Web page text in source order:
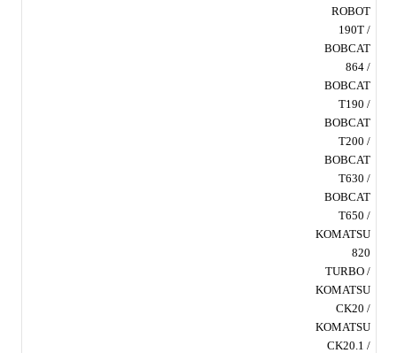
ROBOT
190T /
BOBCAT
864 /
BOBCAT
T190 /
BOBCAT
T200 /
BOBCAT
T630 /
BOBCAT
T650 /
KOMATSU
820
TURBO /
KOMATSU
CK20 /
KOMATSU
CK20.1 /